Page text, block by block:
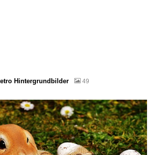
Hintergrundbilder 49